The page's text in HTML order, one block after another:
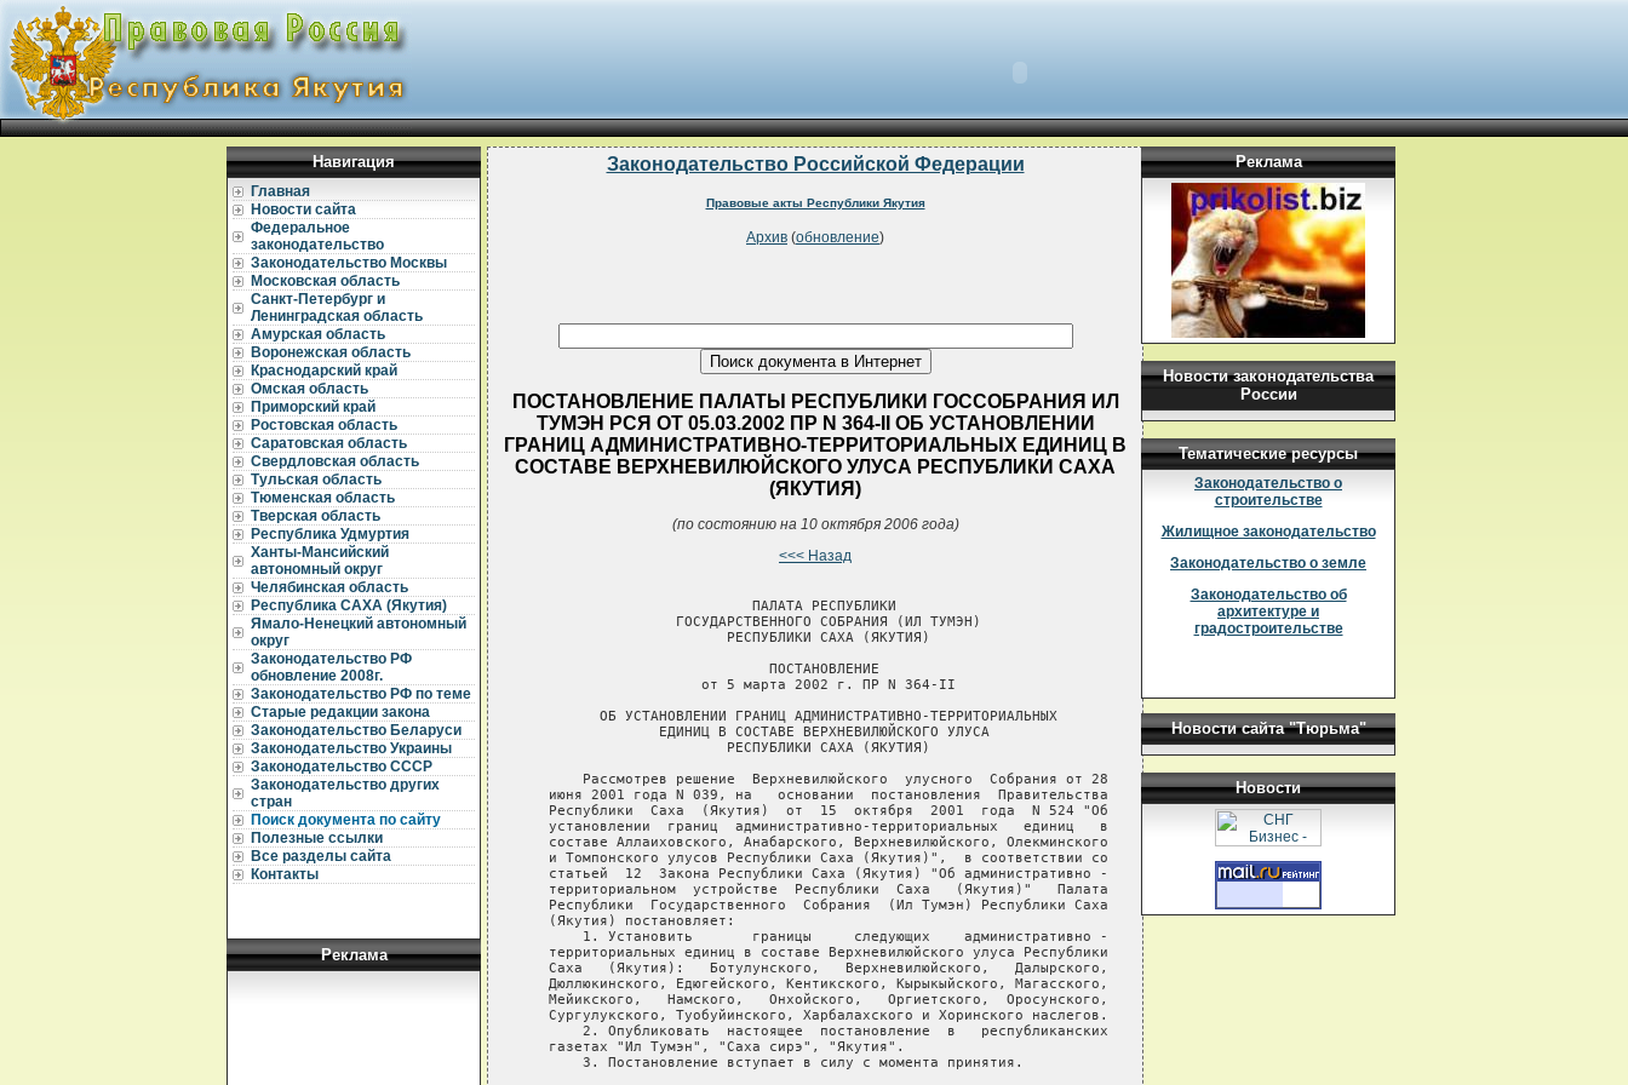
Навигация
Главная
Новости сайта
Федеральное
законодательство
Законодательство Москвы
Московская область
Санкт-Петербург и
Ленинградская область
Амурская область
Воронежская область
Краснодарский край
Омская область
Приморский край
Ростовская область
Саратовская область
Свердловская область
Тульская область
Тюменская область
Тверская область
Республика Удмуртия
Ханты-Мансийский
автономный округ
Челябинская область
Республика САХА (Якутия)
Ямало-Ненецкий автономный
округ
Законодательство РФ
обновление 2008г.
Законодательство РФ по теме
Старые редакции закона
Законодательство Беларуси
Законодательство Украины
Законодательство СССР
Законодательство других
стран
Поиск документа по сайту
Полезные ссылки
Все разделы сайта
Контакты
Реклама
Законодательство Российской Федерации
Правовые акты Республики Якутия
Архив (обновление)
ПОСТАНОВЛЕНИЕ ПАЛАТЫ РЕСПУБЛИКИ ГОССОБРАНИЯ ИЛ
ТУМЭН РСЯ ОТ 05.03.2002 ПР N 364-II ОБ УСТАНОВЛЕНИИ
ГРАНИЦ АДМИНИСТРАТИВНО-ТЕРРИТОРИАЛЬНЫХ ЕДИНИЦ В
СОСТАВЕ ВЕРХНЕВИЛЮЙСКОГО УЛУСА РЕСПУБЛИКИ САХА
(ЯКУТИЯ)
(по состоянию на 10 октября 2006 года)
<<< Назад
                           ПАЛАТА РЕСПУБЛИКИ
                  ГОСУДАРСТВЕННОГО СОБРАНИЯ (ИЛ ТУМЭН)
                        РЕСПУБЛИКИ САХА (ЯКУТИЯ)
                             ПОСТАНОВЛЕНИЕ
                     от 5 марта 2002 г. ПР N 364-II
         ОБ УСТАНОВЛЕНИИ ГРАНИЦ АДМИНИСТРАТИВНО-ТЕРРИТОРИАЛЬНЫХ
                ЕДИНИЦ В СОСТАВЕ ВЕРХНЕВИЛЮЙСКОГО УЛУСА
                        РЕСПУБЛИКИ САХА (ЯКУТИЯ)
       Рассмотрев решение  Верхневилюйского  улусного  Собрания от 28
   июня 2001 года N 039, на   основании  постановления  Правительства
   Республики  Саха  (Якутия)  от  15  октября  2001  года  N 524 "Об
   установлении  границ  административно-территориальных   единиц   в
   составе Аллаиховского, Анабарского, Верхневилюйского, Олекминского
   и Томпонского улусов Республики Саха (Якутия)",  в соответствии со
   статьей  12  Закона Республики Саха (Якутия) "Об административно -
   территориальном  устройстве  Республики  Саха   (Якутия)"   Палата
   Республики  Государственного  Собрания  (Ил Тумэн) Республики Саха
   (Якутия) постановляет:
       1. Установить       границы     следующих    административно -
   территориальных единиц в составе Верхневилюйского улуса Республики
   Саха   (Якутия):   Ботулунского,   Верхневилюйского,   Далырского,
   Дюллюкинского, Едюгейского, Кентикского, Кырыкыйского, Магасского,
   Мейикского,   Намского,   Онхойского,   Оргиетского,  Оросунского,
   Сургулукского, Туобуйинского, Харбалахского и Хоринского наслегов.
       2. Опубликовать  настоящее  постановление  в   республиканских
   газетах "Ил Тумэн", "Саха сирэ", "Якутия".
       3. Постановление вступает в силу с момента принятия.
Реклама
Новости законодательства
России
Тематические ресурсы
Законодательство о
строительстве
Жилищное законодательство
Законодательство о земле
Законодательство об
архитектуре и
градостроительстве
Новости сайта "Тюрьма"
Новости